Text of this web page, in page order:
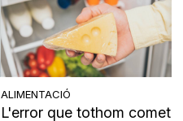
ALIMENTACIÓ
L'error que tothom comet